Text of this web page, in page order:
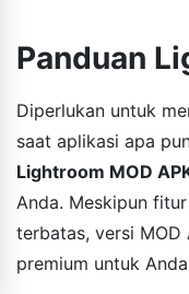
Panduan
Diperlukan untuk
saat aplikasi apa
Lightroom MOD
Anda. Meskipun
terbatas, versi MOD
premium untuk